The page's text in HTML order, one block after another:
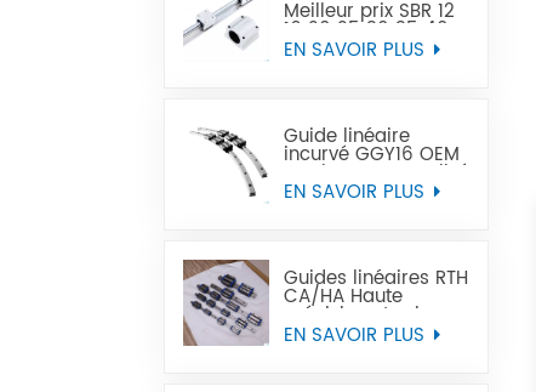
Meilleur prix SBR 12
16 20 25 30 35 40
50 rail de guidage
EN SAVOIR PLUS
Guide linéaire
incurvé GGY16 OEM
service personnalisé
fourni, rail de
EN SAVOIR PLUS
Guides linéaires RTH
CA/HA Haute
précision et prix
abordable
EN SAVOIR PLUS